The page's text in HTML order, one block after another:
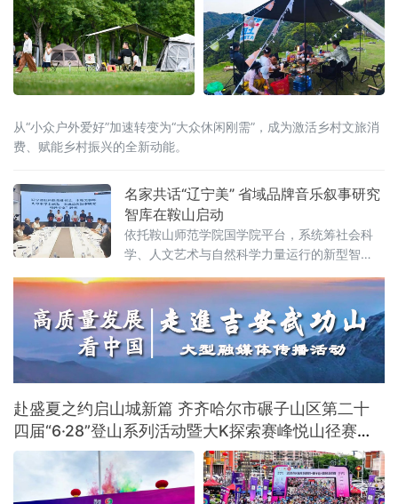
从“小众户外爱好”加速转变为“大众休闲刚需”，成为激活乡村文旅消
费、赋能乡村振兴的全新动能。
名家共话“辽宁美” 省域品牌音乐叙事研究
智库在鞍山启动
依托鞍山师范学院国学院平台，系统筹社会科
学、人文艺术与自然科学力量运行的新型智
围绕新大众文艺、古典音乐、传统文化、地域
文化及诵读传播五大方向深耕细作，着力补齐
国内音乐叙事系统化研究短板，形成有组织科
研模式。
赴盛夏之约启山城新篇 齐齐哈尔市碾子山区第二十
四届“6·28”登山系列活动暨大K探索赛峰悦山径赛激
情开赛